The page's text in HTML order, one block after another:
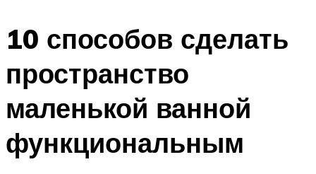
10 способов сделать
пространство
маленькой ванной
функциональным